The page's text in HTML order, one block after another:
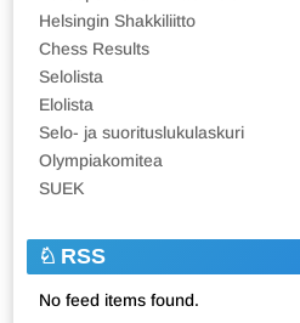
Helsingin Shakkiliitto
Chess Results
Selolista
Elolista
Selo- ja suorituslukulaskuri
Olympiakomitea
SUEK
RSS
No feed items found.